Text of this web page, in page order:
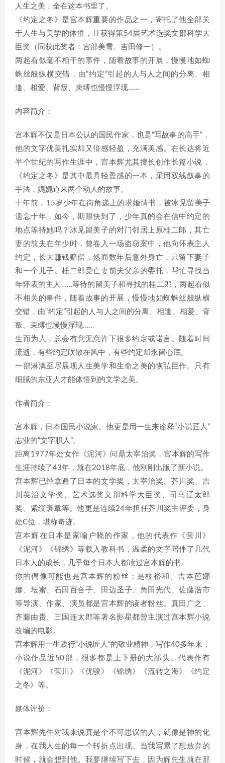
人生之美，全在这本书里了。
《约定之冬》是宫本辉重要的作品之一，寄托了他全部关
于人生与美学的体悟，且获得第54届艺术选奖文部科学大
臣奖（同获此奖者：宫部美雪、吉田修一）。
两起看似毫不相干的事件，随着故事的开展，慢慢地如蜘
蛛丝般纵横交错，由“约定”引起的人与人之间的分离、相
逢、相爱、背叛、束缚也慢慢浮现……
内容简介：
宫本辉不仅是日本公认的国民作家，也是“写故事的高手”，
他的文字优美扎实却又倍感轻盈，充满美感。在长达将近
半个世纪的写作生涯中，宫本辉尤其擅长创作长篇小说，
《约定之冬》是其中最具轻盈感的一本，采用双线叙事的
手法，娓娓道来两个动人的故事。
十年前，15岁少年在街角递上的求婚情书，被冰见留美子
遗忘十年，如今，期限快到了，少年真的会在信中约定的
地点等待她吗？冰见留美子的对门邻居上原桂二郎，其亡
妻的前夫在年少时，曾卷入一场盗窃案中，他向怀表主人
约定，长大赚钱赔偿，然而数年后意外身亡，只留下妻子
和一个儿子。桂二郎受亡妻前夫父亲的委托，帮忙寻找当
年怀表的主人……等待的留美子和寻找的桂二郎，两起看似
不相关的事件，随着故事的开展，慢慢地如蜘蛛丝般纵横
交错，由“约定”引起的人与人之间的分离、相逢、相爱、背
叛、束缚也慢慢浮现……
生而为人，总会有意无意许下很多约定或诺言。随着时间
流逝，有些约定吹散在风中，有些约定却永留心底。
一部淋漓至尽展现人生美学和生命之美的恢弘巨作。只有
细腻的东亚人才能体悟到的文学之美。
作者简介：
宫本辉，日本国民小说家。他更是用一生来诠释“小说匠人”
志业的“文字职人”。
距离1977年处女作《泥河》问鼎太宰治奖，宫本辉的写作
生涯持续了43年，就在2018年底，他刚刚出版了新小说。
宫本辉已经拿遍了日本的文学奖，太宰治奖、芥川奖、吉
川英治文学奖、艺术选奖文部科学大臣奖、司马辽太郎
奖、紫绶褒章等。他更是连续24年担任芥川奖主评委，身
处C位，堪称奇迹。
宫本辉在日本是家喻户晓的作家，他的代表作《萤川》
《泥河》《锦绣》等载入教科书，温柔的文字陪伴了几代
日本人的成长，几乎每个日本人都读过宫本辉的书。
你的偶像可能也是宫本辉的粉丝：是枝裕和、吉本芭娜
娜、坛蜜、石田百合子、田边圣子、角田光代、佐藤浩市
等导演、作家、演员都是宫本辉的读者粉丝。真田广之、
齐藤由贵、三国连太郎等著名影星都曾主演过宫本辉小说
改编的电影。
宫本辉用一生践行“小说匠人”的敬业精神，写作40多年来，
小说作品近50部，很多都是上下册的大部头。代表作有
《泥河》《萤川》《优骏》《锦绣》《流转之海》《约定
之冬》等。
媒体评价：
宫本辉先生对我来说真是个不可思议的人，就像是神的化
身，在我人生的每一个转折点出现。当我写累了想放弃的
时候，就会想到他。我要继续写下去，因为辉先生就在那